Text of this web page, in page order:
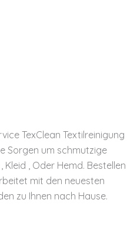
TexClean Textilreinigung
Sorgen um schmutzige
, Oder Hemd. Bestellen
mit den neuesten
zu Ihnen nach Hause.